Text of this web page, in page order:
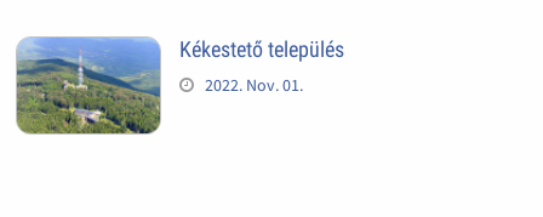
Kékestető település
2022. Nov. 01.